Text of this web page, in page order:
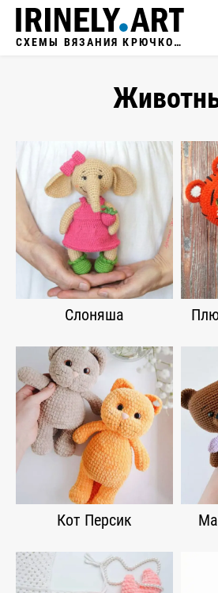
СХЕМЫ ВЯЗАНИЯ КРЮЧКОМ
Слоняша
Кот Персик